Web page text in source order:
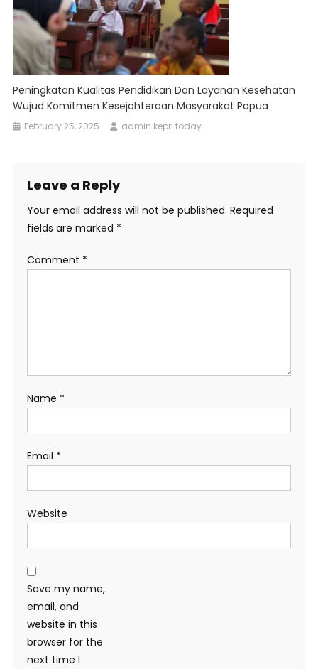
Peningkatan Kualitas Pendidikan Dan Layanan Kesehatan
Wujud Komitmen Kesejahteraan Masyarakat Papua
February 25, 2025 admin kepri today
Leave a Reply
Your email address will not be published. Required
fields are marked *
Comment *
Name *
Email *
Website
Save my name,
email, and
website in this
browser for the
next time I